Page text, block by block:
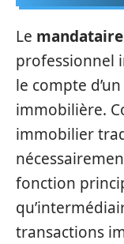
Le
professionnel
le compte
immobilière.
immobilier
fonction
transactions